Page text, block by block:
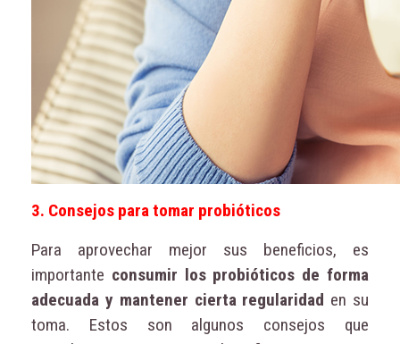
3. Consejos para tomar probióticos
Para aprovechar mejor sus beneficios, es
importante consumir los probióticos de forma
adecuada y mantener cierta regularidad en su
toma. Estos son algunos consejos que